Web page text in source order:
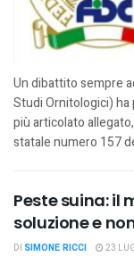
Un dibattito sempre
Studi Ornitologici)
più articolato
statale numero 157
Peste suina: il
soluzione e
DI SIMONE RICCI 23